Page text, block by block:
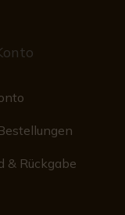
& Rückgabe